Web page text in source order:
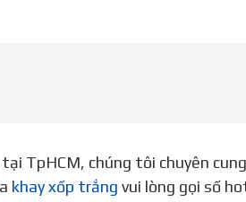
TpHCM, chúng tôi chuyên
khay xốp trắng vui lòng gọi số